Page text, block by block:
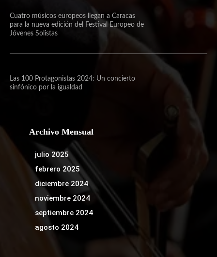
Cuatro músicos europeos llegan a Caracas
para la nueva edición del Festival Europeo de
Jóvenes Solistas
Las 100 Protagonistas 2024: Un concierto
sinfónico por la igualdad
Archivo Mensual
julio 2025
febrero 2025
diciembre 2024
noviembre 2024
septiembre 2024
agosto 2024